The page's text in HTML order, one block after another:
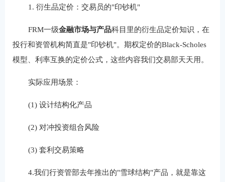
1. 衍生品定价：交易员的"印钞机"
FRM一级‌金融市场与产品‌科目里的衍生品定价知识，在
投行和资管机构简直是"印钞机"。期权定价的Black-Scholes
模型、利率互换的定价公式，这些内容我们交易部天天用。
实际应用场景：
(1) 设计结构化产品
(2) 对冲投资组合风险
(3) 套利交易策略
4.我们行资管部去年推出的"雪球结构"产品，就是靠这